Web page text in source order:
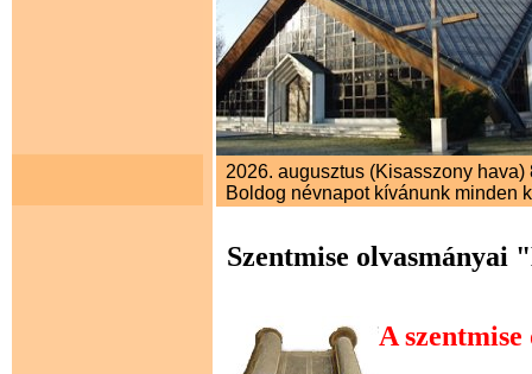
2026. augusztus (Kisasszony hava)
Boldog névnapot kívánunk minden
Szentmise olvasmányai
A